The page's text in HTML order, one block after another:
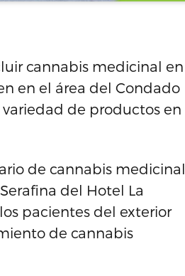
cannabis medicinal en
en el área del Condado
de productos en
de cannabis medicinal
del Hotel La
pacientes del exterior
de cannabis